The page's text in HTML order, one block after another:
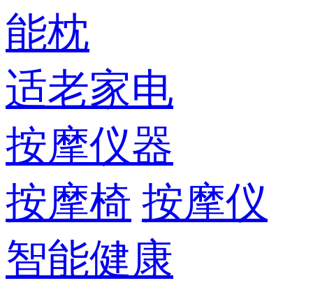
能枕
适老家电
按摩仪器
按摩椅 按摩仪
智能健康